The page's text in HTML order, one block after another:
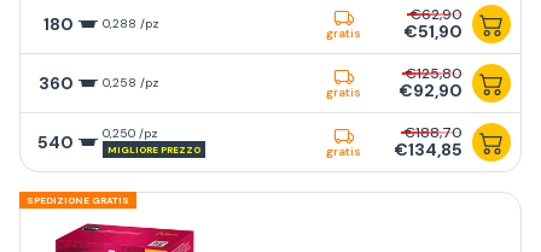
180 0,288 /pz
gratis
€62,90
€51,90
360 0,258 /pz
gratis
€125,80
€92,90
540 0,250 /pz
MIGLIORE PREZZO gratis
€188,70
€134,85
SPEDIZIONE GRATIS